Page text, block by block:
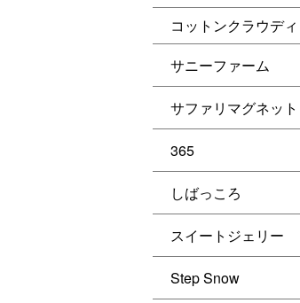
コットンクラウディ
サニーファーム
サファリマグネット
365
しばっころ
スイートジェリー
Step Snow